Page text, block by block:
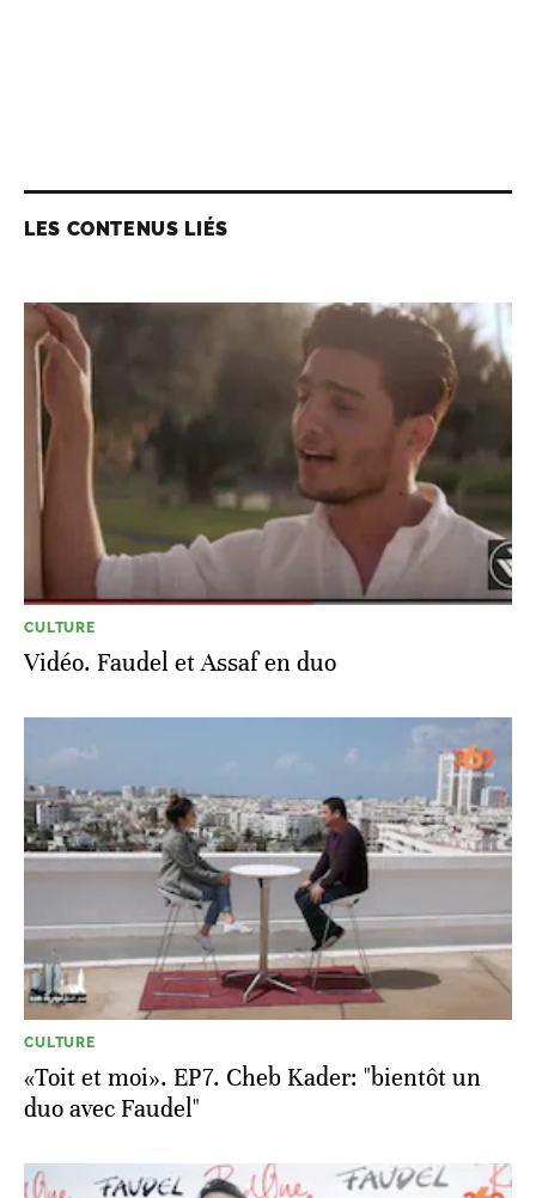
LES CONTENUS LIÉS
CULTURE
Vidéo. Faudel et Assaf en duo
CULTURE
«Toit et moi». EP7. Cheb Kader: "bientôt un
duo avec Faudel"